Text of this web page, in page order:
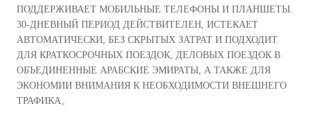
ПОДДЕРЖИВАЕТ МОБИЛЬНЫЕ ТЕЛЕФОНЫ И ПЛАНШЕТЫ.
30-ДНЕВНЫЙ ПЕРИОД ДЕЙСТВИТЕЛЕН, ИСТЕКАЕТ
АВТОМАТИЧЕСКИ, БЕЗ СКРЫТЫХ ЗАТРАТ И ПОДХОДИТ
ДЛЯ КРАТКОСРОЧНЫХ ПОЕЗДОК, ДЕЛОВЫХ ПОЕЗДОК В
ОБЪЕДИНЕННЫЕ АРАБСКИЕ ЭМИРАТЫ, А ТАКЖЕ ДЛЯ
ЭКОНОМИИ ВНИМАНИЯ К НЕОБХОДИМОСТИ ВНЕШНЕГО
ТРАФИКА。